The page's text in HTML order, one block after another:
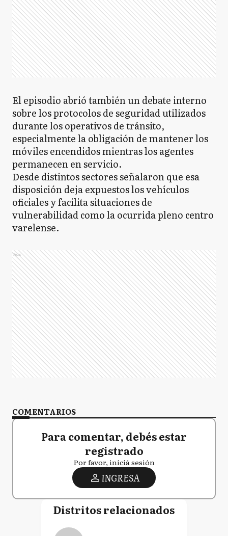
El episodio abrió también un debate interno
sobre los protocolos de seguridad utilizados
durante los operativos de tránsito,
especialmente la obligación de mantener los
móviles encendidos mientras los agentes
permanecen en servicio.
Desde distintos sectores señalaron que esa
disposición deja expuestos los vehículos
oficiales y facilita situaciones de
vulnerabilidad como la ocurrida pleno centro
varelense.
Ads
COMENTARIOS
Para comentar, debés estar
registrado
Por favor, iniciá sesión
INGRESA
Distritos relacionados